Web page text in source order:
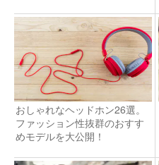
おしゃれなヘッドホン26選。
ファッション性抜群のおすす
めモデルを大公開！